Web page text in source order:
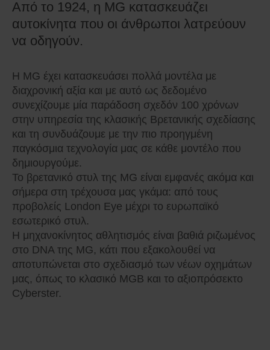
Από το 1924, η MG κατασκευάζει
αυτοκίνητα που οι άνθρωποι λατρεύουν
να οδηγούν.
Η MG έχει κατασκευάσει πολλά μοντέλα με
διαχρονική αξία και με αυτό ως δεδομένο
συνεχίζουμε μία παράδοση σχεδόν 100 χρόνων
στην υπηρεσία της κλασικής Βρετανικής σχεδίασης
και τη συνδυάζουμε με την πιο προηγμένη
παγκόσμια τεχνολογία μας σε κάθε μοντέλο που
δημιουργούμε.
Το βρετανικό στυλ της MG είναι εμφανές ακόμα και
σήμερα στη τρέχουσα μας γκάμα: από τους
προβολείς London Eye μέχρι το ευρωπαϊκό
εσωτερικό στυλ.
Η μηχανοκίνητος αθλητισμός είναι βαθιά ριζωμένος
στο DNA της MG, κάτι που εξακολουθεί να
αποτυπώνεται στο σχεδιασμό των νέων οχημάτων
μας, όπως το κλασικό MGB και το αξιοπρόσεκτο
Cyberster.